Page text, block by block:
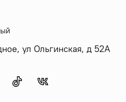
ул Ольгинская, д 52А